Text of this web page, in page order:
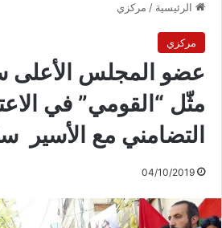
الرئيسية / مركزي
مركزي
عضو المجلس الأعلى
مثّل “القومي” في
التضامني مع الأسير
04/10/2019